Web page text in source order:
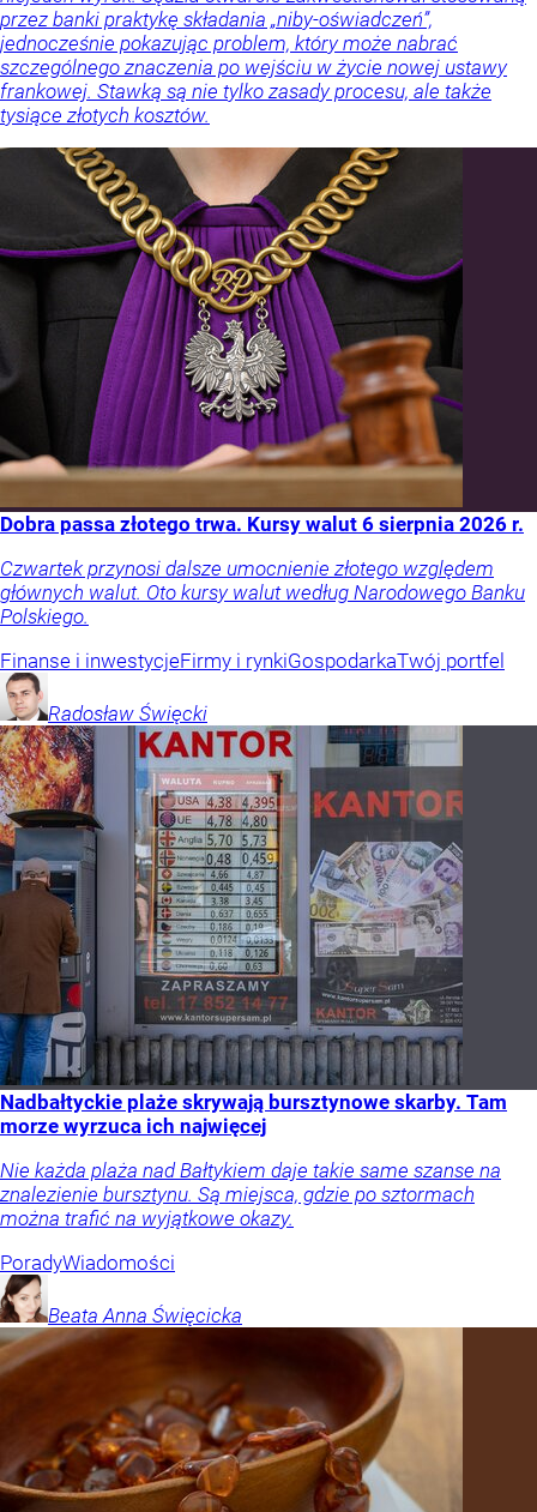
przez banki praktykę składania „niby-oświadczeń”,
jednocześnie pokazując problem, który może nabrać
szczególnego znaczenia po wejściu w życie nowej ustawy
frankowej. Stawką są nie tylko zasady procesu, ale także
tysiące złotych kosztów.
Dobra passa złotego trwa. Kursy walut 6 sierpnia 2026 r.
Czwartek przynosi dalsze umocnienie złotego względem
głównych walut. Oto kursy walut według Narodowego Banku
Polskiego.
Finanse i inwestycjeFirmy i rynkiGospodarkaTwój portfel
Radosław Święcki
Nadbałtyckie plaże skrywają bursztynowe skarby. Tam
morze wyrzuca ich najwięcej
Nie każda plaża nad Bałtykiem daje takie same szanse na
znalezienie bursztynu. Są miejsca, gdzie po sztormach
można trafić na wyjątkowe okazy.
PoradyWiadomości
Beata Anna Święcicka